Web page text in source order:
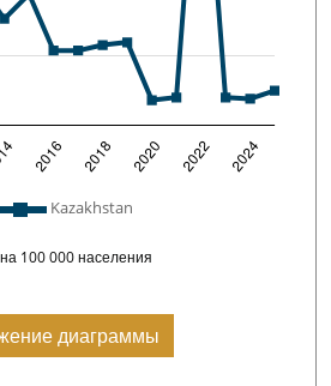
список линий, включенных
Kazakhstan
на 100 000 населения
диаграммы